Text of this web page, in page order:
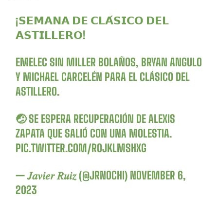
¡𝗦𝗘𝗠𝗔𝗡𝗔 𝗗𝗘 𝗖𝗟𝗔́𝗦𝗜𝗖𝗢 𝗗𝗘𝗟
𝗔𝗦𝗧𝗜𝗟𝗟𝗘𝗥𝗢!
EMELEC SIN MILLER BOLAÑOS, BRYAN ANGULO
Y MICHAEL CARCELÉN PARA EL CLÁSICO DEL
ASTILLERO.
🤕 SE ESPERA RECUPERACIÓN DE ALEXIS
ZAPATA QUE SALIÓ CON UNA MOLESTIA.
PIC.TWITTER.COM/ROJKLMSHXG
— 𝐽𝑎𝑣𝑖𝑒𝑟 𝑅𝑢𝑖𝑧 (@JRNOCHI) NOVEMBER 6,
2023